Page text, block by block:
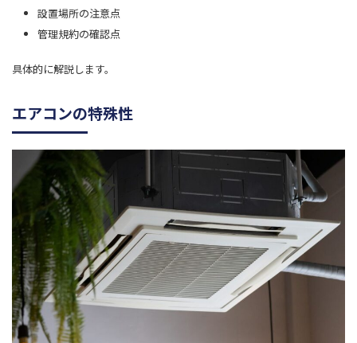
設置場所の注意点
管理規約の確認点
具体的に解説します。
エアコンの特殊性